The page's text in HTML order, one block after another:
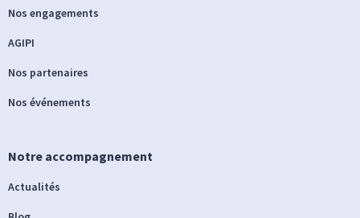
Nos engagements
AGIPI
Nos partenaires
Nos événements
Notre accompagnement
Actualités